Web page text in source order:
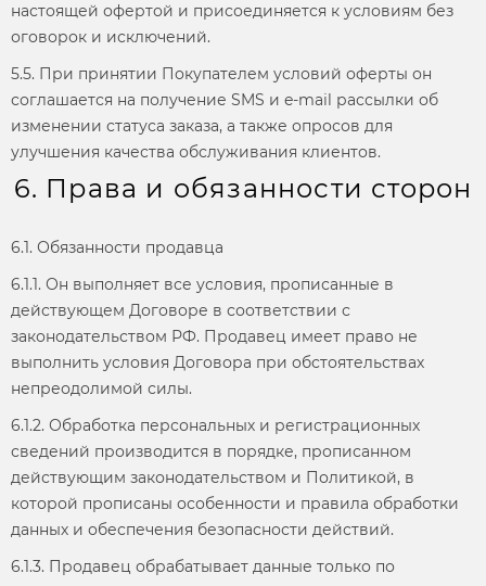
настоящей офертой и присоединяется к условиям без
оговорок и исключений.
5.5. При принятии Покупателем условий оферты он
соглашается на получение SMS и e-mail рассылки об
изменении статуса заказа, а также опросов для
улучшения качества обслуживания клиентов.
6. Права и обязанности сторон
6.1. Обязанности продавца
6.1.1. Он выполняет все условия, прописанные в
действующем Договоре в соответствии с
законодательством РФ. Продавец имеет право не
выполнить условия Договора при обстоятельствах
непреодолимой силы.
6.1.2. Обработка персональных и регистрационных
сведений производится в порядке, прописанном
действующим законодательством и Политикой, в
которой прописаны особенности и правила обработки
данных и обеспечения безопасности действий.
6.1.3. Продавец обрабатывает данные только по